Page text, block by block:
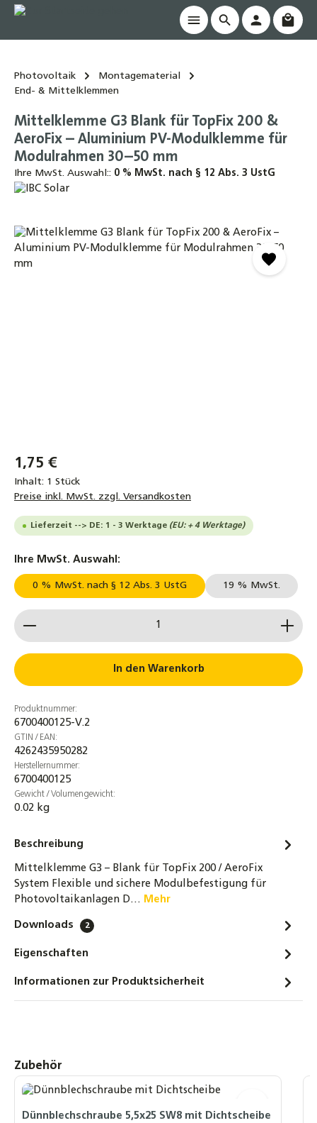
springen
Photovoltaik
Montagematerial
End- & Mittelklemmen
Mittelklemme G3 Blank für TopFix 200 &
AeroFix – Aluminium PV-Modulklemme für
Modulrahmen 30–50 mm
Ihre MwSt. Auswahl:: 0 % MwSt. nach § 12 Abs. 3 UstG
Bildergalerie überspringen
1,75 €
Inhalt: 1 Stück
Preise inkl. MwSt. zzgl. Versandkosten
Lieferzeit --> DE: 1 - 3 Werktage (EU: + 4 Werktage)
Ihre MwSt. Auswahl:
0 % MwSt. nach § 12 Abs. 3 UstG 19 % MwSt.
Produkt Anzahl: Gib den gewünschten Wert ein
In den Warenkorb
Produktnummer:
6700400125-V.2
GTIN / EAN:
4262435950282
Herstellernummer:
6700400125
Gewicht / Volumengewicht:
0.02 kg
Beschreibung
Mittelklemme G3 – Blank für TopFix 200 / AeroFix
System Flexible und sichere Modulbefestigung für
Photovoltaikanlagen D… Mehr
Downloads 2
Eigenschaften
Informationen zur Produktsicherheit
Produktgalerie überspringen
Zubehör
Dünnblechschraube 5,5x25 SW8 mit Dichtscheibe